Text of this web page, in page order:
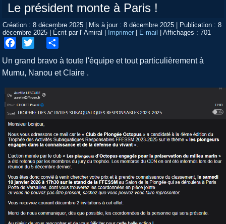
Le président monte à Paris !
Création : 8 décembre 2025 | Mis à jour : 8 décembre 2025 | Publication : 8
décembre 2025 | Écrit par l' Amiral | Imprimer | E-mail |Affichages : 701
Un grand bravo à toute l'équipe et tout particulièrement à
Mumu, Nanou et Claire .